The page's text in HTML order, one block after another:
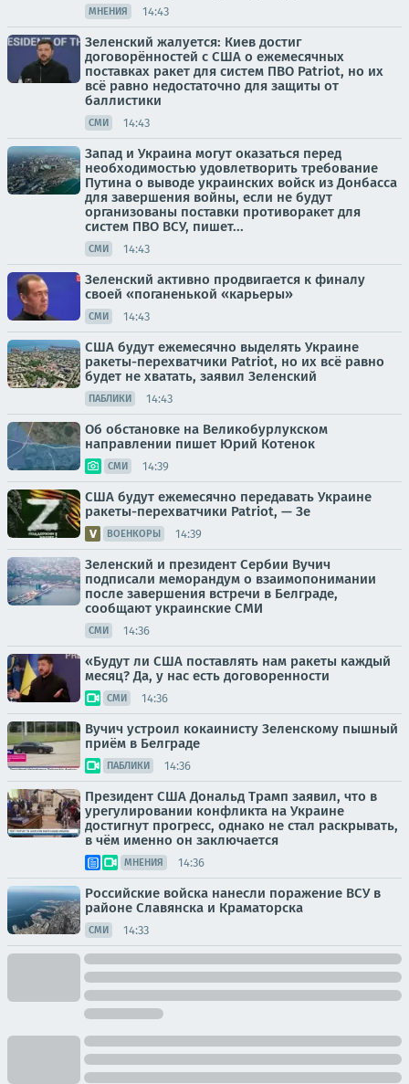
МНЕНИЯ 14:43
Зеленский жалуется: Киев достиг
договорённостей с США о ежемесячных
поставках ракет для систем ПВО Patriot, но их
всё равно недостаточно для защиты от
баллистики
СМИ 14:43
Запад и Украина могут оказаться перед
необходимостью удовлетворить требование
Путина о выводе украинских войск из Донбасса
для завершения войны, если не будут
организованы поставки противоракет для
систем ПВО ВСУ, пишет...
СМИ 14:43
Зеленский активно продвигается к финалу
своей «поганенькой «карьеры»
СМИ 14:43
США будут ежемесячно выделять Украине
ракеты-перехватчики Patriot, но их всё равно
будет не хватать, заявил Зеленский
ПАБЛИКИ 14:43
Об обстановке на Великобурлукском
направлении пишет Юрий Котенок
СМИ 14:39
США будут ежемесячно передавать Украине
ракеты-перехватчики Patriot, — Зе
ВОЕНКОРЫ 14:39
Зеленский и президент Сербии Вучич
подписали меморандум о взаимопонимании
после завершения встречи в Белграде,
сообщают украинские СМИ
СМИ 14:36
«Будут ли США поставлять нам ракеты каждый
месяц? Да, у нас есть договоренности
СМИ 14:36
Вучич устроил кокаинисту Зеленскому пышный
приём в Белграде
ПАБЛИКИ 14:36
Президент США Дональд Трамп заявил, что в
урегулировании конфликта на Украине
достигнут прогресс, однако не стал раскрывать,
в чём именно он заключается
МНЕНИЯ 14:36
Российские войска нанесли поражение ВСУ в
районе Славянска и Краматорска
СМИ 14:33